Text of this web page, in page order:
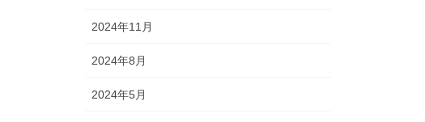
2024年11月
2024年8月
2024年5月